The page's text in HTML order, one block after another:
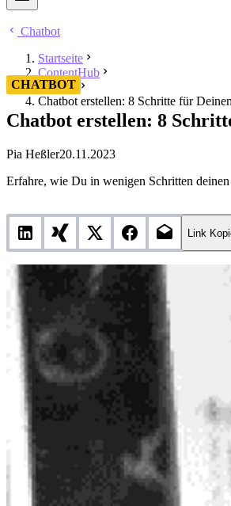
Chatbot
Startseite
ContentHub
Chatbot
Chatbot erstellen: 8 Schritte für
CHATBOT
Chatbot erstellen: 8
Pia Heßler20.11.2023
Erfahre, wie Du in wenigen Schritten
Link